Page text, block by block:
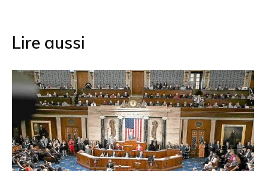
Lire aussi